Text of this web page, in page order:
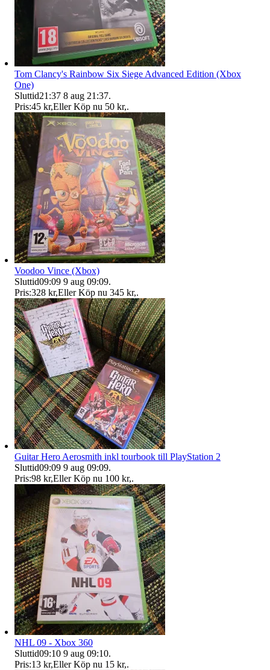
Tom Clancy's Rainbow Six Siege Advanced Edition (Xbox
One)
Sluttid21:37 8 aug 21:37.
Pris:45 kr,Eller Köp nu 50 kr,.
Voodoo Vince (Xbox)
Sluttid09:09 9 aug 09:09.
Pris:328 kr,Eller Köp nu 345 kr,.
Guitar Hero Aerosmith inkl tourbook till PlayStation 2
Sluttid09:09 9 aug 09:09.
Pris:98 kr,Eller Köp nu 100 kr,.
NHL 09 - Xbox 360
Sluttid09:10 9 aug 09:10.
Pris:13 kr,Eller Köp nu 15 kr,.